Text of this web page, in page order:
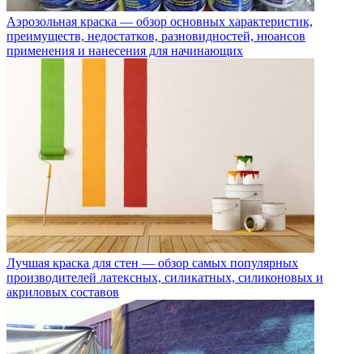
Аэрозольная краска — обзор основных характеристик,
преимуществ, недостатков, разновидностей, нюансов
применения и нанесения для начинающих
Лучшая краска для стен — обзор самых популярных
производителей латексных, силикатных, силиконовых и
акриловых составов